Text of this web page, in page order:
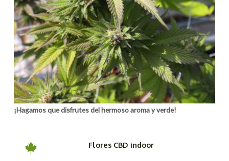
¡Hagamos que disfrutes del hermoso aroma y verde!
Flores CBD indoor